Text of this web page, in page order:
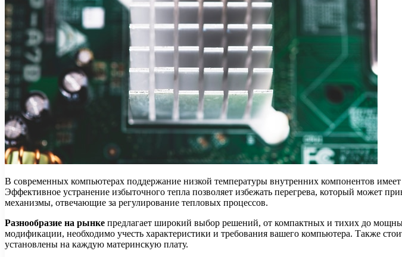
В современных компьютерах поддержание низкой температуры внутренних компонентов
Эффективное устранение избыточного тепла позволяет избежать перегрева, который может
механизмы, отвечающие за регулирование тепловых процессов.
Разнообразие на рынке предлагает широкий выбор решений, от компактных и тихих до
модификации, необходимо учесть характеристики и требования вашего компьютера. Также
установлены на каждую материнскую плату.